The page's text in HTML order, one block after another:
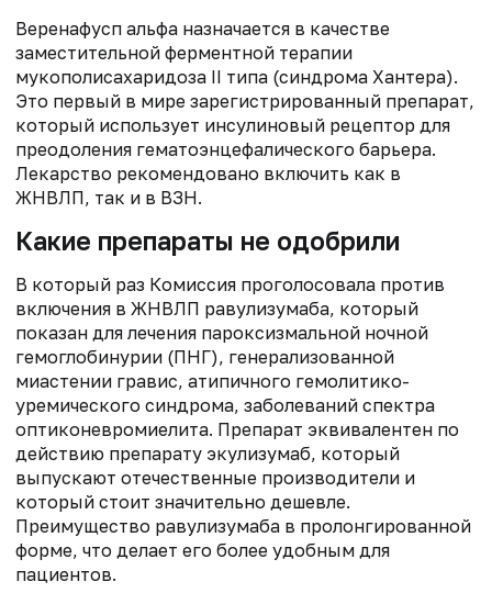
Веренафусп альфа назначается в качестве
заместительной ферментной терапии
мукополисахаридоза II типа (синдрома Хантера).
Это первый в мире зарегистрированный препарат,
который использует инсулиновый рецептор для
преодоления гематоэнцефалического барьера.
Лекарство рекомендовано включить как в
ЖНВЛП, так и в ВЗН.
Какие препараты не одобрили
В который раз Комиссия проголосовала против
включения в ЖНВЛП равулизумаба, который
показан для лечения пароксизмальной ночной
гемоглобинурии (ПНГ), генерализованной
миастении гравис, атипичного гемолитико-
уремического синдрома, заболеваний спектра
оптиконевромиелита. Препарат эквивалентен по
действию препарату экулизумаб, который
выпускают отечественные производители и
который стоит значительно дешевле.
Преимущество равулизумаба в пролонгированной
форме, что делает его более удобным для
пациентов.